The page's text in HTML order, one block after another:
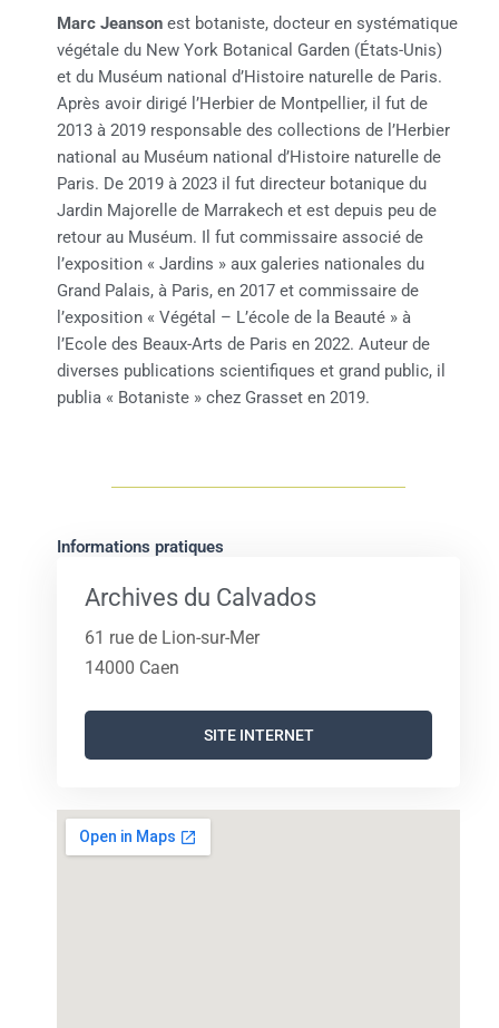
Marc Jeansonest botaniste, docteur en systématique
végétale du New York Botanical Garden (États-Unis)
et du Muséum national d’Histoire naturelle de Paris.
Après avoir dirigé l’Herbier de Montpellier, il fut de
2013 à 2019 responsable des collections de l’Herbier
national au Muséum national d’Histoire naturelle de
Paris. De 2019 à 2023 il fut directeur botanique du
Jardin Majorelle de Marrakech et est depuis peu de
retour au Muséum. Il fut commissaire associé de
l’exposition « Jardins » aux galeries nationales du
Grand Palais, à Paris, en 2017 et commissaire de
l’exposition « Végétal – L’école de la Beauté » à
l’Ecole des Beaux-Arts de Paris en 2022. Auteur de
diverses publications scientifiques et grand public, il
publia « Botaniste » chez Grasset en 2019.
Informations pratiques
Archives du Calvados
61 rue de Lion-sur-Mer
14000 Caen
SITE INTERNET